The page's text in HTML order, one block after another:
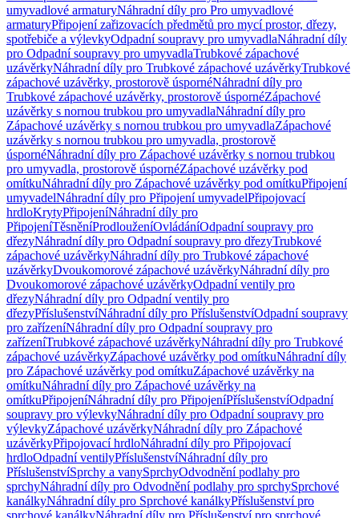
umyvadlové armaturyNáhradní díly pro Pro umyvadlové
armaturyPřipojení zařizovacích předmětů pro mycí prostor, dřezy,
spotřebiče a výlevkyOdpadní soupravy pro umyvadlaNáhradní díly
pro Odpadní soupravy pro umyvadlaTrubkové zápachové
uzávěrkyNáhradní díly pro Trubkové zápachové uzávěrkyTrubkové
zápachové uzávěrky, prostorově úspornéNáhradní díly pro
Trubkové zápachové uzávěrky, prostorově úspornéZápachové
uzávěrky s nornou trubkou pro umyvadlaNáhradní díly pro
Zápachové uzávěrky s nornou trubkou pro umyvadlaZápachové
uzávěrky s nornou trubkou pro umyvadla, prostorově
úspornéNáhradní díly pro Zápachové uzávěrky s nornou trubkou
pro umyvadla, prostorově úspornéZápachové uzávěrky pod
omítkuNáhradní díly pro Zápachové uzávěrky pod omítkuPřipojení
umyvadelNáhradní díly pro Připojení umyvadelPřipojovací
hrdloKrytyPřipojeníNáhradní díly pro
PřipojeníTěsněníProdlouženíOvládáníOdpadní soupravy pro
dřezyNáhradní díly pro Odpadní soupravy pro dřezyTrubkové
zápachové uzávěrkyNáhradní díly pro Trubkové zápachové
uzávěrkyDvoukomorové zápachové uzávěrkyNáhradní díly pro
Dvoukomorové zápachové uzávěrkyOdpadní ventily pro
dřezyNáhradní díly pro Odpadní ventily pro
dřezyPříslušenstvíNáhradní díly pro PříslušenstvíOdpadní soupravy
pro zařízeníNáhradní díly pro Odpadní soupravy pro
zařízeníTrubkové zápachové uzávěrkyNáhradní díly pro Trubkové
zápachové uzávěrkyZápachové uzávěrky pod omítkuNáhradní díly
pro Zápachové uzávěrky pod omítkuZápachové uzávěrky na
omítkuNáhradní díly pro Zápachové uzávěrky na
omítkuPřipojeníNáhradní díly pro PřipojeníPříslušenstvíOdpadní
soupravy pro výlevkyNáhradní díly pro Odpadní soupravy pro
výlevkyZápachové uzávěrkyNáhradní díly pro Zápachové
uzávěrkyPřipojovací hrdloNáhradní díly pro Připojovací
hrdloOdpadní ventilyPříslušenstvíNáhradní díly pro
PříslušenstvíSprchy a vanySprchyOdvodnění podlahy pro
sprchyNáhradní díly pro Odvodnění podlahy pro sprchySprchové
kanálkyNáhradní díly pro Sprchové kanálkyPříslušenství pro
sprchové kanálkyNáhradní díly pro Příslušenství pro sprchové